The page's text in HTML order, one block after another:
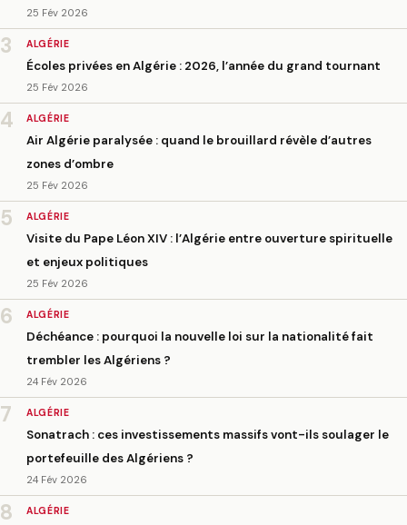
25 Fév 2026
3 ALGÉRIE
Écoles privées en Algérie : 2026, l’année du grand tournant
25 Fév 2026
4 ALGÉRIE
Air Algérie paralysée : quand le brouillard révèle d’autres
zones d’ombre
25 Fév 2026
5 ALGÉRIE
Visite du Pape Léon XIV : l’Algérie entre ouverture spirituelle
et enjeux politiques
25 Fév 2026
6 ALGÉRIE
Déchéance : pourquoi la nouvelle loi sur la nationalité fait
trembler les Algériens ?
24 Fév 2026
7 ALGÉRIE
Sonatrach : ces investissements massifs vont-ils soulager le
portefeuille des Algériens ?
24 Fév 2026
8 ALGÉRIE